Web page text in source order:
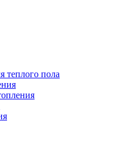
теплого пола